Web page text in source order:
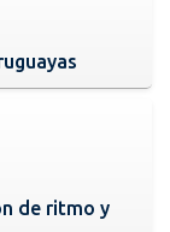
de ritmo y